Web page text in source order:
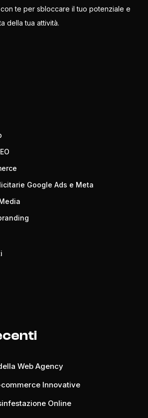
te per sbloccare il tuo potenziale e
della tua attività.
Google Ads e Meta
Web Agency
Innovative
Online